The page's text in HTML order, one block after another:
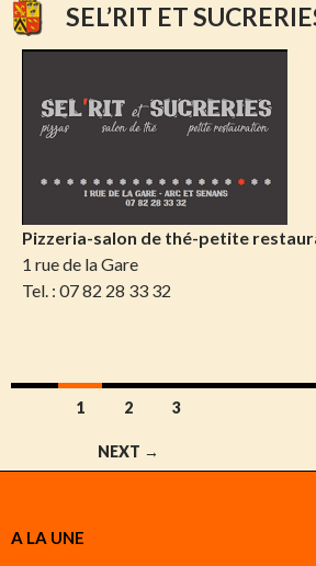
SEL’RIT ET
Pizzeria-salon de thé-petite
1 rue de la Gare
Tel. : 07 82 28 33 32
Posts
navigation
1 2 3
NEXT →
A LA UNE